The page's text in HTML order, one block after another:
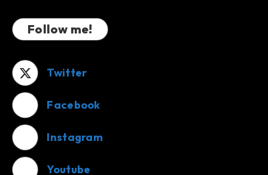
Follow me!
Twitter
Facebook
Instagram
Youtube